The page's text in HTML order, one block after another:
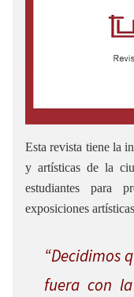
Esta revista tiene la
y artísticas de la
estudiantes para
exposiciones
“Decidimos
fuera con